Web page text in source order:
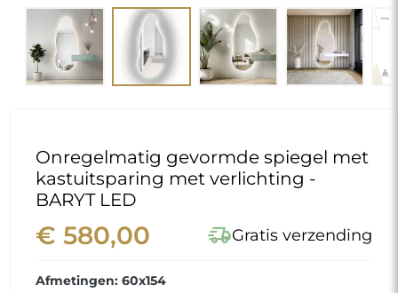
Onregelmatig gevormde spiegel met
kastuitsparing met verlichting -
BARYT LED
€ 580,00 delivery_truck_speedGratis verzending
Afmetingen: 60x154